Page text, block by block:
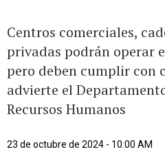
Centros comerciales,
privadas podrán operar
pero deben cumplir con
advierte el
Recursos Humanos
23 de octubre de 2024 - 10:00 AM